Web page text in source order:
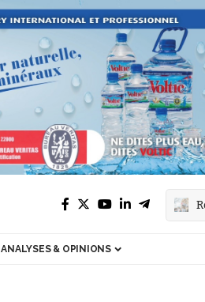
ANALYSES & OPINIONS